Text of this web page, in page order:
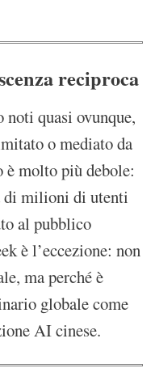
reciproca
quasi ovunque,
o mediato da
molto più debole:
di milioni di utenti
al pubblico
è l’eccezione: non
ma perché è
globale come
AI cinese.